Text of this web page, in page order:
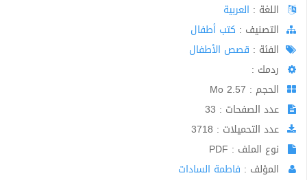
اللغة : العربية
اﻟﺘﺼﻨﻴﻒ : كتب أطفال
الفئة : قصص الأطفال
ردمك :
الحجم : 2.57 Mo
عدد الصفحات : 33
عدد التحميلات : 3718
نوع الملف : PDF
المؤلف : فاطمة السادات